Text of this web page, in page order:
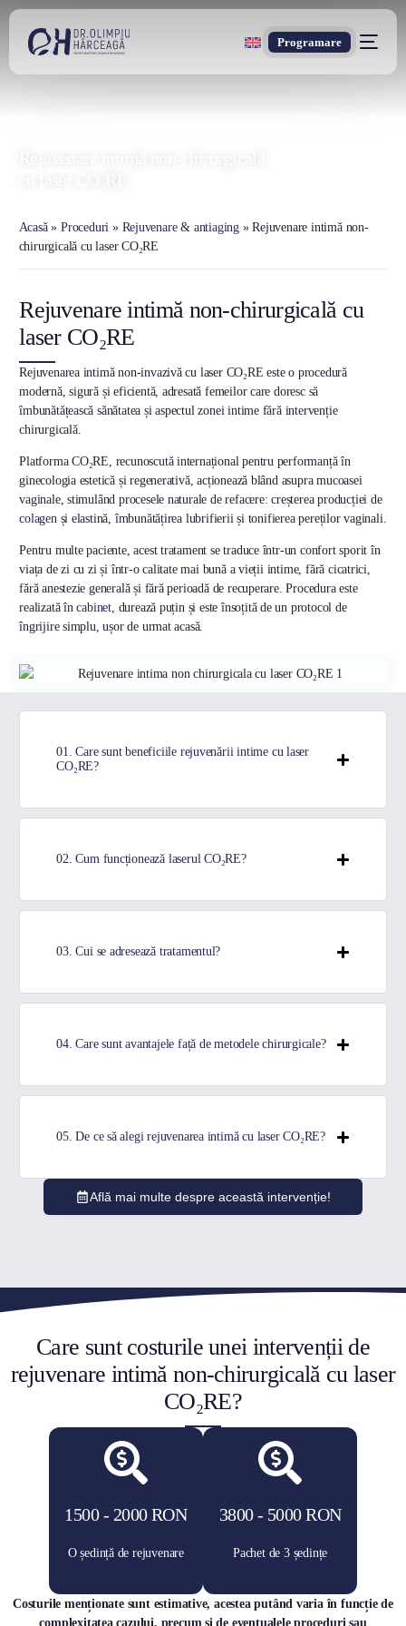
Programare
Acasă»Proceduri » Rejuvenare & antiaging»Rejuvenare intimă non-
chirurgicală cu laser CO₂RE
Rejuvenare intimă non-chirurgicală cu
laser CO₂RE
Rejuvenarea intimă non-invazivă cu laser CO₂RE este o procedură
modernă, sigură și eficientă, adresată femeilor care doresc să
îmbunătățească sănătatea și aspectul zonei intime fără intervenție
chirurgicală.
Platforma CO₂RE, recunoscută internațional pentru performanță în
ginecologia estetică și regenerativă, acționează blând asupra mucoasei
vaginale, stimulând procesele naturale de refacere: creșterea producției de
colagenși elastină, îmbunătățirea lubrifierii și tonifierea pereților vaginali.
Pentru multe paciente, acest tratament se traduce într-un confort sporit în
viața de zi cu zi și într-o calitate mai bună a vieții intime, fără cicatrici,
fără anestezie generală și fără perioadă de recuperare. Procedura este
realizată încabinet, durează puțin și este însoțită de un protocol de
îngrijire simplu, ușor de urmat acasă.
01. Care sunt beneficiile rejuvenării intime cu laser
CO₂RE?
02. Cum funcționează laserul CO₂RE?
03. Cui se adresează tratamentul?
04. Care sunt avantajele față de metodele chirurgicale?
05. De ce să alegi rejuvenarea intimă cu laser CO₂RE?
Află mai multe despre această intervenție!
Care sunt costurile unei intervenții de
rejuvenare intimă non-chirurgicală cu laser
CO₂RE?
1500 - 2000 RON
O ședință de rejuvenare
3800 - 5000 RON
Pachet de 3 ședințe
Costurile menționate sunt estimative, acestea putând varia în funcție de
complexitatea cazului, precum și de eventualele proceduri sau